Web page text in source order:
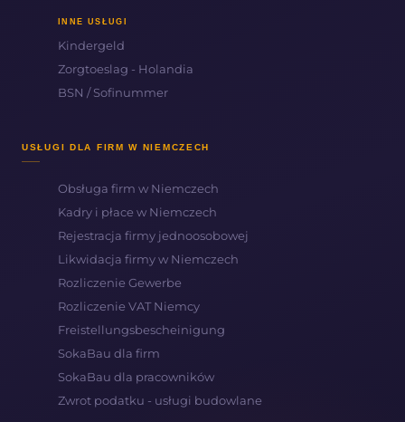
INNE USŁUGI
Kindergeld
Zorgtoeslag - Holandia
BSN / Sofinummer
USŁUGI DLA FIRM W NIEMCZECH
Obsługa firm w Niemczech
Kadry i płace w Niemczech
Rejestracja firmy jednoosobowej
Likwidacja firmy w Niemczech
Rozliczenie Gewerbe
Rozliczenie VAT Niemcy
Freistellungsbescheinigung
SokaBau dla firm
SokaBau dla pracowników
Zwrot podatku - usługi budowlane